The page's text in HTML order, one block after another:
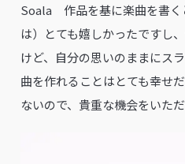
Soala 作品を基に楽曲を書く
は）とても嬉しかったですし
けど、自分の思いのままにス
曲を作れることはとても幸せ
ないので、貴重な機会をいた